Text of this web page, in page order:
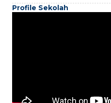
Profile Sekolah